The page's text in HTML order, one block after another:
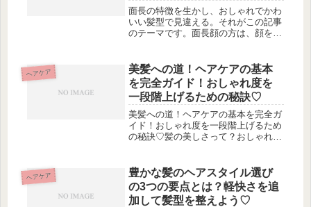
まとめ
面長の特徴を生かし、おしゃれでかわ
いい髪型で見違える。それがこの記事
のテーマです。面長顔の方は、顔を縦
ん。しかし、この記事では面長顔の
方々向けに、髪型の作り方や前髪のセ
ット...
ヘアケア
美髪への道！ヘアケアの基本
を完全ガイド！おしゃれ度を
一段階上げるための秘訣♡
美髪への道！ヘアケアの基本を完全ガ
イド！おしゃれ度を一段階上げるため
の秘訣♡髪の美しさって？おしゃれを
めの一歩！自分の髪の状態を理解しよ
う髪がキレイに見える秘訣、それはキ
ュ...
ヘアケア
豊かな髪のヘアスタイル選び
の3つの要点とは？軽快さを追
加して髪型を整えよう♡